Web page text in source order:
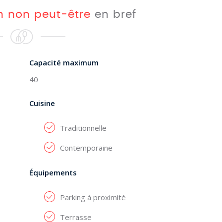
non peut-être en bref
Capacité maximum
40
Cuisine
Traditionnelle
Contemporaine
Équipements
Parking à proximité
Terrasse